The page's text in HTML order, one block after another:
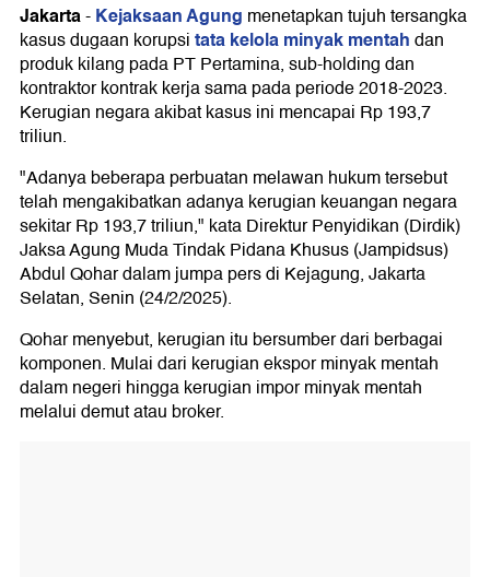
Jakarta-Kejaksaan Agung menetapkan tujuh tersangka
kasus dugaan korupsitata kelola minyak mentahdan
produk kilang pada PT Pertamina, sub-holding dan
kontraktor kontrak kerja sama pada periode 2018-2023.
Kerugian negara akibat kasus ini mencapai Rp 193,7
triliun.
"Adanya beberapa perbuatan melawan hukum tersebut
telah mengakibatkan adanya kerugian keuangan negara
sekitar Rp 193,7 triliun," kata Direktur Penyidikan (Dirdik)
Jaksa Agung Muda Tindak Pidana Khusus (Jampidsus)
Abdul Qohar dalam jumpa pers di Kejagung, Jakarta
Selatan, Senin (24/2/2025).
Qohar menyebut, kerugian itu bersumber dari berbagai
komponen. Mulai dari kerugian ekspor minyak mentah
dalam negeri hingga kerugian impor minyak mentah
melalui demut atau broker.